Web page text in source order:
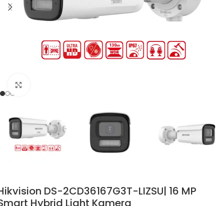
DS-2CD36167G3T-LIZSU| 16 MP
Hybrid Light Kamera